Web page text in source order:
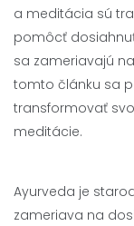
a meditácia sú
pomôcť
sa zameriavajú
tomto článku sa
transformovať
meditácie.
Ayurveda je
zameriava na